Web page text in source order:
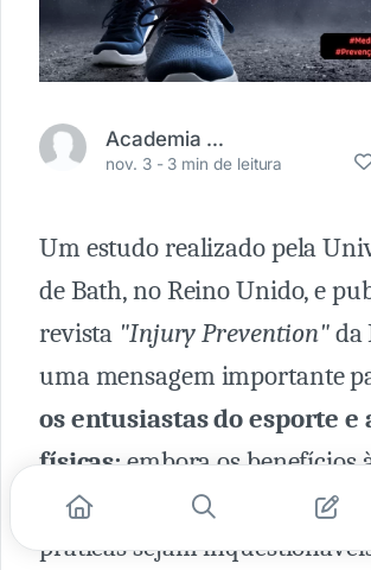
Academia Médica
nov. 3 - 3 min de leitura
Um estudo realizado pela
de Bath, no Reino Unido, e
revista "Injury Prevention"da
uma mensagem importante
os entusiastas do esporte e
físicas:embora os benefícios
bem-estar proporcionados por
práticas sejam